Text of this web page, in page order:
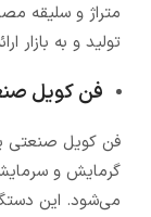
متراژ و سلیقه
تولید و به بازار
فن کویل
فن کویل صنعتی
گرمایش و
می‌شود. این